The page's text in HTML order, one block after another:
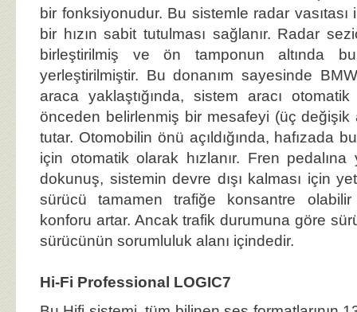
bir fonksiyonudur. Bu sistemle radar
bir hızın sabit tutulması sağlanır. Radar
birleştirilmiş ve ön tamponun altında
yerleştirilmiştir. Bu donanım sayesinde
araca yaklaştığında, sistem aracı
önceden belirlenmiş bir mesafeyi (üç değişik
tutar. Otomobilin önü açıldığında, hafızada
için otomatik olarak hızlanır. Fren
dokunuş, sistemin devre dışı kalması için
sürücü tamamen trafiğe konsantre
konforu artar. Ancak trafik durumuna göre
sürücünün sorumluluk alanı içindedir.
Hi-Fi Professional LOGIC7